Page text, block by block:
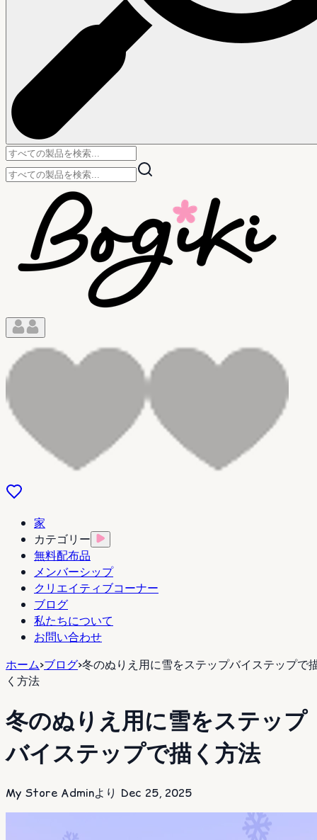
家
カテゴリー
無料配布品
メンバーシップ
クリエイティブコーナー
ブログ
私たちについて
お問い合わせ
ホーム>ブログ>冬のぬりえ用に雪をステップバイステップで
く方法
冬のぬりえ用に雪をステップ
バイステップで描く方法
My Store Adminより Dec 25, 2025